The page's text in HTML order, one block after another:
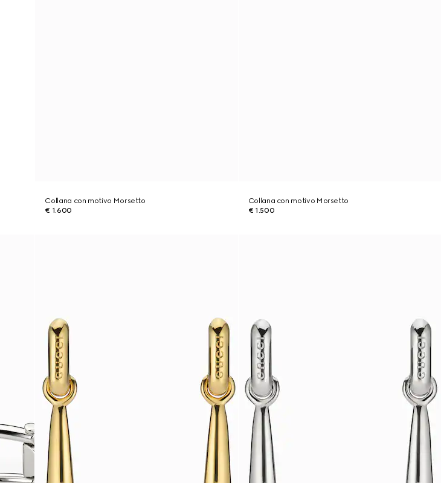
Collana con motivo Morsetto
€ 1.600
Collana con motivo Morsetto
€ 1.500